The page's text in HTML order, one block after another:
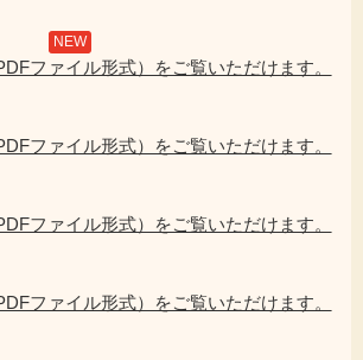
を
NEW
ファイル形式）をご覧いただけます。
ファイル形式）をご覧いただけます。
ファイル形式）をご覧いただけます。
ファイル形式）をご覧いただけます。